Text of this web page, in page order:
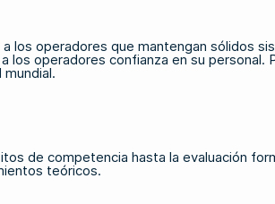
los operadores que mantengan sólidos
operadores confianza en su personal.
de competencia hasta la evaluación
teóricos.